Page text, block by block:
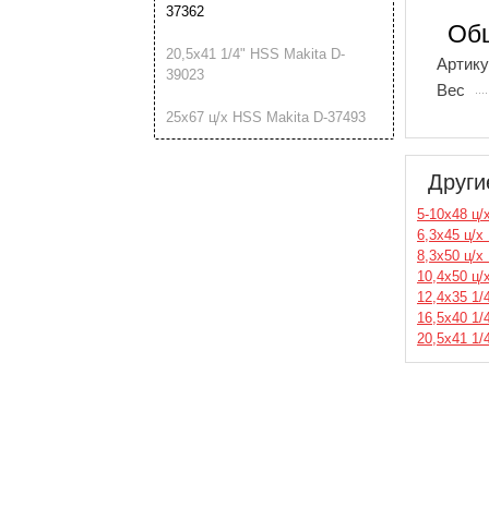
37362
20,5х41 1/4" HSS Makita D-
39023
25х67 ц/х HSS Makita D-37493
Вес
5-10х48 ц/
6,3х45 ц/х
8,3х50 ц/х
10,4х50 ц/
12,4х35 1/
16,5х40 1/
20,5х41 1/